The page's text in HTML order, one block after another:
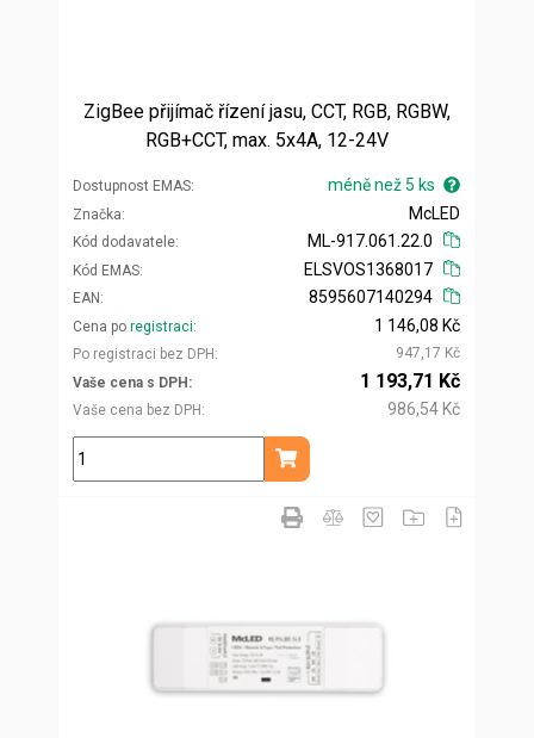
ZigBee přijímač řízení jasu, CCT, RGB, RGBW,
RGB+CCT, max. 5x4A, 12-24V
Dostupnost EMAS méně než 5 ks
Značka
Kód dodavatele
McLED
ML-917.061.22.0
Kód EMAS
EAN
ELSVOS1368017
8595607140294
Cena po registraci
Po registraci bez DPH
1 146,08 Kč
947,17 Kč
Vaše cena s DPH
Vaše cena bez DPH
1 193,71 Kč
986,54 Kč
ks
Přidat do košíku